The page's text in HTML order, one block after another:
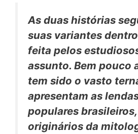
As duas histórias
suas variantes
feita pelos
assunto. Bem pouco
tem sido o vasto
apresentam as
populares
originários da